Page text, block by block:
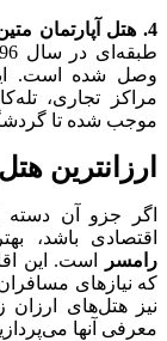
4. هتل آپارتمان متین ترنج رامسر:
وصل شده است.
مراکز تجاری،
موجب شده تا
ارزانترین
اگر جزو آن دسته
اقتصادی باشد،
رامسر
است. این
که نیازهای
نیز هتل‌های ارزان
معرفی آنها